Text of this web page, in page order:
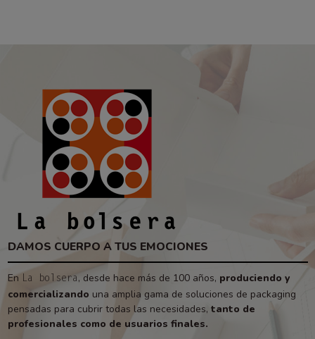
DAMOS CUERPO A TUS EMOCIONES
En La bolsera, desde hace más de 100 años, produciendo y
comercializando una amplia gama de soluciones de packaging
pensadas para cubrir todas las necesidades, tanto de
profesionales como de usuarios finales.